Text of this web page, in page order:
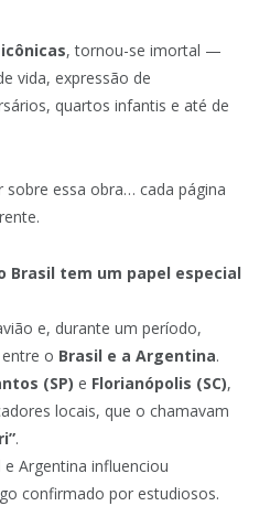
, tornou-se imortal —
vida, expressão de
quartos infantis e até de
sobre essa obra… cada página
Brasil tem um papel especial
e, durante um período,
o Brasil e a Argentina.
(SP) e Florianópolis (SC),
locais, que o chamavam
.
Argentina influenciou
confirmado por estudiosos.